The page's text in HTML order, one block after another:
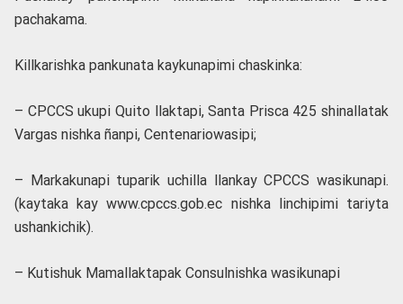
pachakama.
Killkarishka pankunata kaykunapimi chaskinka:
– CPCCS ukupi Quito llaktapi, Santa Prisca 425 shinallatak
Vargas nishka ñanpi, Centenariowasipi;
– Markakunapi tuparik uchilla llankay CPCCS wasikunapi.
(kaytaka kay www.cpccs.gob.ec nishka linchipimi tariyta
ushankichik).
– Kutishuk Mamallaktapak Consulnishka wasikunapi